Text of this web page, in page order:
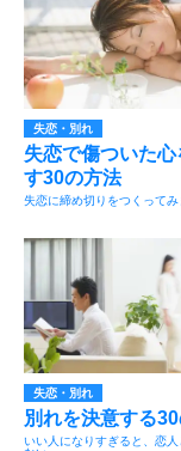
失恋・別れ
失恋で傷ついた心
す30の方法
失恋に締め切りをつくってみ
失恋・別れ
別れを決意する
いい人になりすぎると、恋